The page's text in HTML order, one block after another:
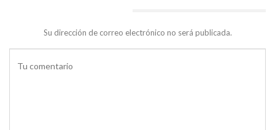
Su dirección de correo electrónico no será publicada.